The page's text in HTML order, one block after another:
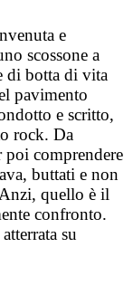
e
scossone a
di botta di vita
pavimento
e scritto,
rock. Da
comprendere
buttati e non
Anzi, quello è il
confronto.
su